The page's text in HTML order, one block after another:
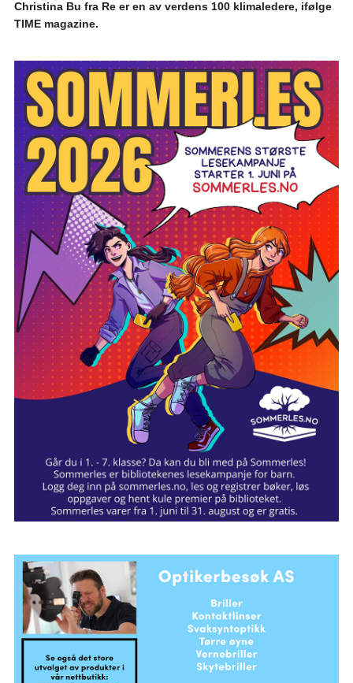
Christina Bu fra Re er en av verdens 100 klimaledere, ifølge
TIME magazine.